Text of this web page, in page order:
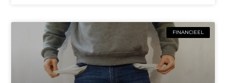
FINANCIEEL